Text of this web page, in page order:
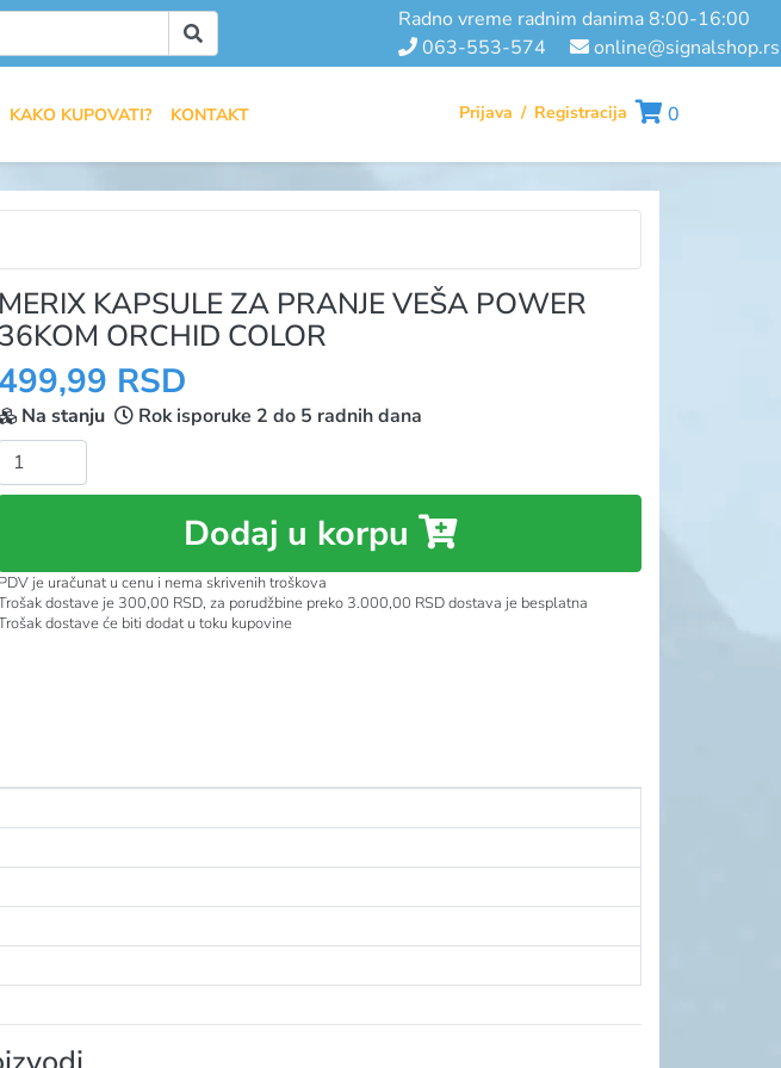
radno vreme radnim danima 8:00-16:00
063-553-574
online@signalshop.rs
KAKO KUPOVATI? KONTAKT Prijava / Registracija 0
MERIX KAPSULE ZA PRANJE VEŠA POWER
36KOM ORCHID COLOR
499,99 RSD
Na stanju
Rok isporuke 2 do 5 radnih dana
Količina:
Dodaj u korpu
PDV je uračunat u cenu i nema skrivenih troškova
dostave je 300,00 RSD, za porudžbine preko 3.000,00 RSD dostava je besplatna
dostave će biti dodat u toku kupovine